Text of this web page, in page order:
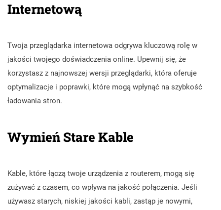
Internetową
Twoja przeglądarka internetowa odgrywa kluczową rolę w
jakości twojego doświadczenia online. Upewnij się, że
korzystasz z najnowszej wersji przeglądarki, która oferuje
optymalizacje i poprawki, które mogą wpłynąć na szybkość
ładowania stron.
Wymień Stare Kable
Kable, które łączą twoje urządzenia z routerem, mogą się
zużywać z czasem, co wpływa na jakość połączenia. Jeśli
używasz starych, niskiej jakości kabli, zastąp je nowymi,